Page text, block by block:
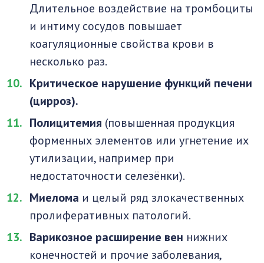
Длительное воздействие на тромбоциты
и интиму сосудов повышает
коагуляционные свойства крови в
несколько раз.
Критическое нарушение функций печени
(цирроз).
Полицитемия (повышенная продукция
форменных элементов или угнетение их
утилизации, например при
недостаточности селезёнки).
Миелома и целый ряд злокачественных
пролиферативных патологий.
Варикозное расширение вен нижних
конечностей и прочие заболевания,